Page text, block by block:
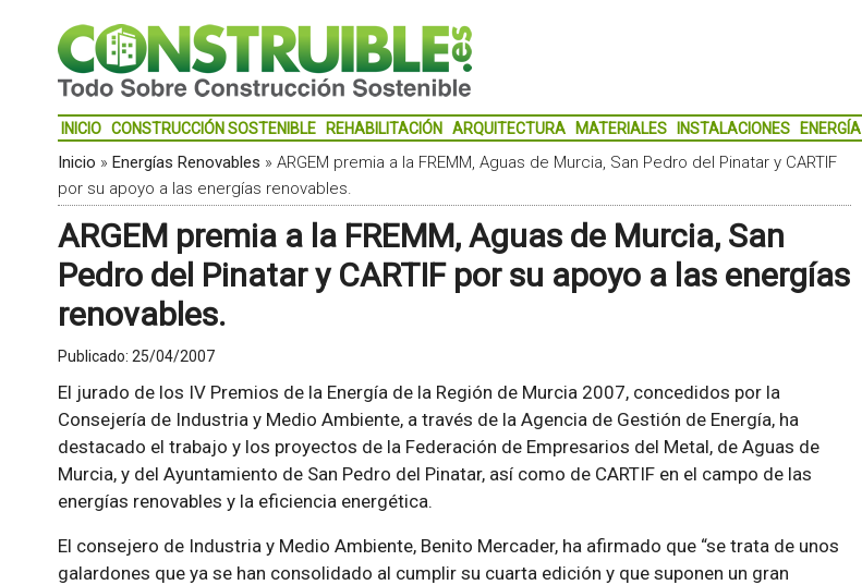
INICIO CONSTRUCCIÓN SOSTENIBLE REHABILITACIÓN ARQUITECTURA MATERIALES INSTALACIONES ENERGÍA
Inicio » Energías Renovables » ARGEM premia a la FREMM, Aguas de Murcia, San Pedro del Pinatar y CARTIF
por su apoyo a las energías renovables.
ARGEM premia a la FREMM, Aguas de Murcia, San
Pedro del Pinatar y CARTIF por su apoyo a las energías
renovables.
Publicado: 25/04/2007
El jurado de los IV Premios de la Energía de la Región de Murcia 2007, concedidos por la
Consejería de Industria y Medio Ambiente, a través de la Agencia de Gestión de Energía, ha
destacado el trabajo y los proyectos de la Federación de Empresarios del Metal, de Aguas de
Murcia, y del Ayuntamiento de San Pedro del Pinatar, así como de CARTIF en el campo de las
energías renovables y la eficiencia energética.
El consejero de Industria y Medio Ambiente, Benito Mercader, ha afirmado que “se trata de unos
galardones que ya se han consolidado al cumplir su cuarta edición y que suponen un gran